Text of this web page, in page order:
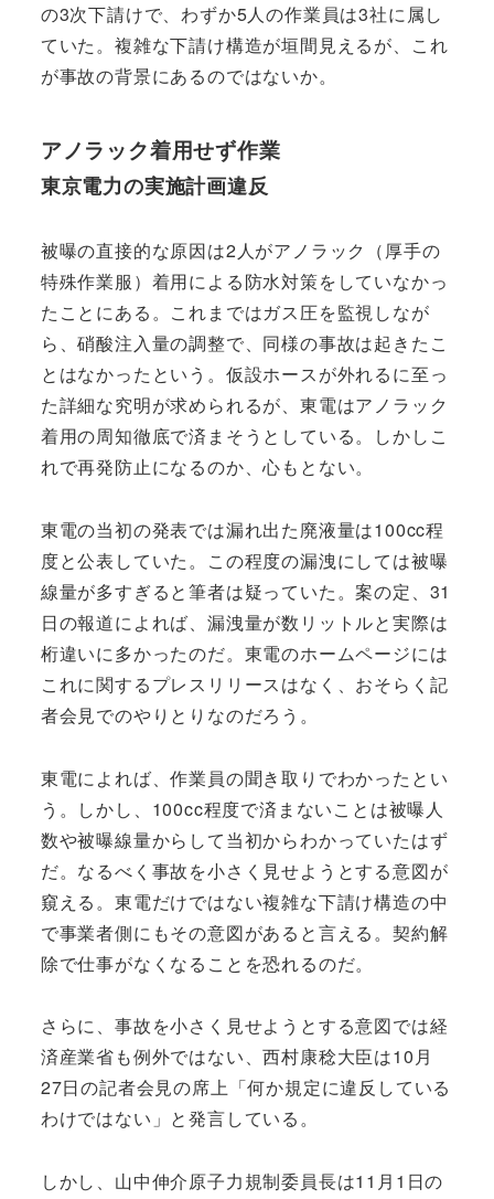
の3次下請けで、わずか5人の作業員は3社に属し
ていた。複雑な下請け構造が垣間見えるが、これ
が事故の背景にあるのではないか。
アノラック着用せず作業
東京電力の実施計画違反
被曝の直接的な原因は2人がアノラック（厚手の
特殊作業服）着用による防水対策をしていなかっ
たことにある。これまではガス圧を監視しなが
ら、硝酸注入量の調整で、同様の事故は起きたこ
とはなかったという。仮設ホースが外れるに至っ
た詳細な究明が求められるが、東電はアノラック
着用の周知徹底で済まそうとしている。しかしこ
れで再発防止になるのか、心もとない。
東電の当初の発表では漏れ出た廃液量は100cc程
度と公表していた。この程度の漏洩にしては被曝
線量が多すぎると筆者は疑っていた。案の定、31
日の報道によれば、漏洩量が数リットルと実際は
桁違いに多かったのだ。東電のホームページには
これに関するプレスリリースはなく、おそらく記
者会見でのやりとりなのだろう。
東電によれば、作業員の聞き取りでわかったとい
う。しかし、100cc程度で済まないことは被曝人
数や被曝線量からして当初からわかっていたはず
だ。なるべく事故を小さく見せようとする意図が
窺える。東電だけではない複雑な下請け構造の中
で事業者側にもその意図があると言える。契約解
除で仕事がなくなることを恐れるのだ。
さらに、事故を小さく見せようとする意図では経
済産業省も例外ではない、西村康稔大臣は10月
27日の記者会見の席上「何か規定に違反している
わけではない」と発言している。
しかし、山中伸介原子力規制委員長は11月1日の